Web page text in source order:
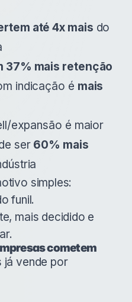
até 4x mais do
37% mais retenção
indicação é mais
expansão é maior
ser 60% mais
simples:
funil.
mais decidido e
cometem
já vende por